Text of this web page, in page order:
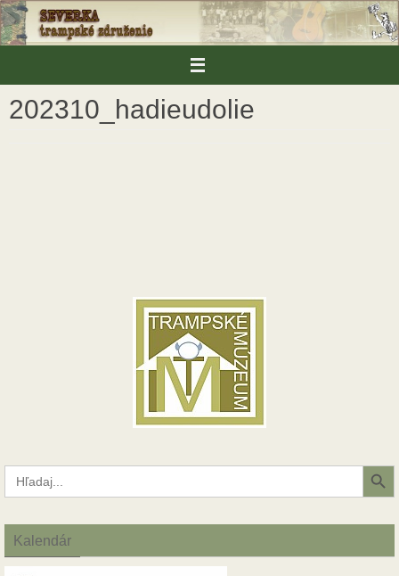
Skip
to
content
202310_hadieudolie
Search
for:
Search Button
Kalendár